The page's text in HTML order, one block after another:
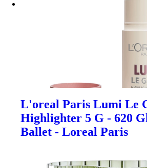
L'oreal Paris Lumi Le
Highlighter 5 G - 620
Ballet - Loreal Paris